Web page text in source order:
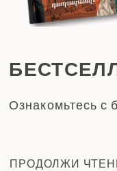
Ознакомьтесь с
ПРОДОЛЖИ